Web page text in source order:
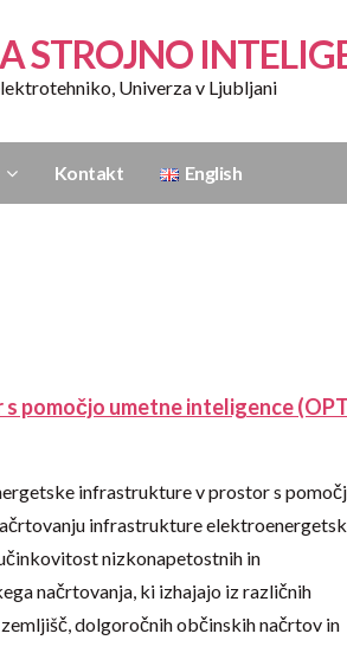
STROJNO
Univerza v Ljubljani
Kontakt English
pomočjo umetne inteligence
infrastrukture v prostor s
infrastrukture
nizkonapetostnih in
načrtovanja, ki izhajajo iz različnih
dolgoročnih občinskih načrtov in